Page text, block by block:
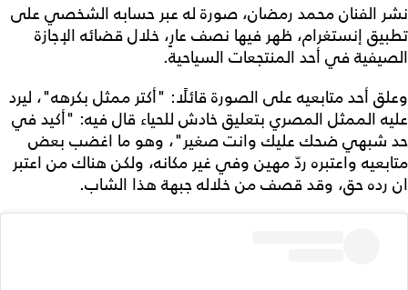
نشر الفنان محمد رمضان، صورة له عبر حسابه الشخصي على
تطبيق إنستغرام، ظهر فيها نصف عارٍ، خلال قضائه الإجازة
الصيفية في أحد المنتجعات السياحية.
وعلق أحد متابعيه على الصورة قائلًا: "أكتر ممثل بكرهه"، ليرد
عليه الممثل المصري بتعليق خادش للحياء قال فيه: "أكيد في
حد شبهي ضحك عليك وانت صغير"، وهو ما اغضب بعض
متابعيه واعتبره ردّ مهين وفي غير مكانه، ولكن هناك من اعتبر
ان رده حق، وقد قصف من خلاله جبهة هذا الشاب.